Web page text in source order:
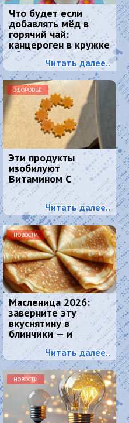
Что будет если
добавлять мёд в
горячий чай:
канцероген в кружке
обеспечен?
Читать далее..
ЗДОРОВЬЕ
Эти продукты
изобилуют
Витамином С
Читать далее..
НОВОСТИ
Масленица 2026:
заверните эту
вкуснятину в
блинчики — и
подавайте как
главное блюдо
Читать далее..
НОВОСТИ